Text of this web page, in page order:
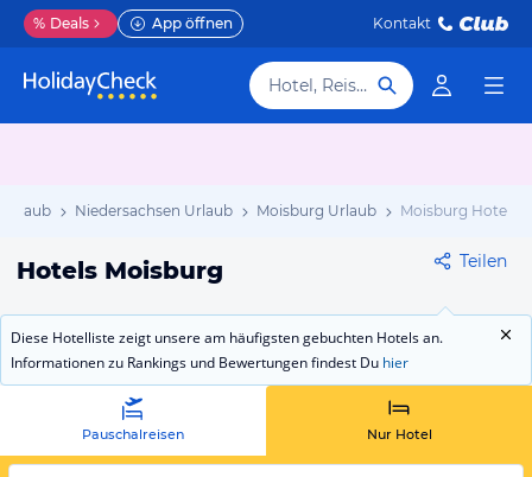
% Deals App öffnen Kontakt
Hotel, Reiseziel
Niedersachsen Urlaub Moisburg Urlaub Moisburg Hotels
Hotels Moisburg Teilen
Diese Hotelliste zeigt unsere am häufigsten gebuchten Hotels an.
Informationen zu Rankings und Bewertungen findest Du hier
Pauschalreisen Nur Hotel